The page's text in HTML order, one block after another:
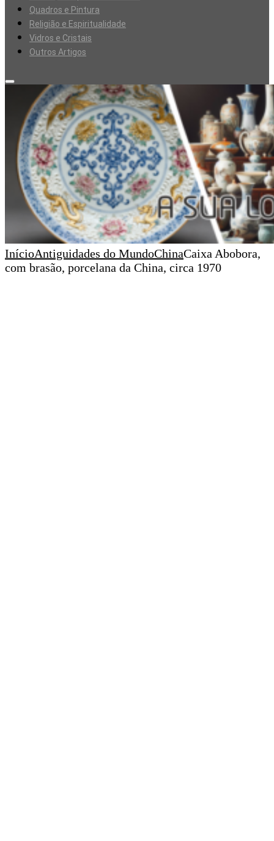
Quadros e Pintura
Religião e Espiritualidade
Vidros e Cristais
Outros Artigos
InícioAntiguidades do MundoChinaCaixa Abobora,
com brasão, porcelana da China, circa 1970